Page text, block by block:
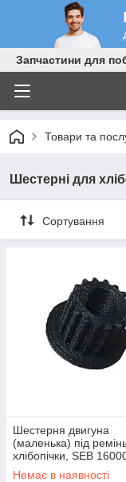
Запчастини для
Товари та
Шестерні для
Сортування
Шестерня двигуна
(маленька) під
хлібопічки, SEB
(Ø14.5 мм, Z=16 шт)
Немає в наявності